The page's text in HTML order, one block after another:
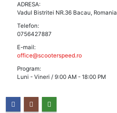
ADRESA:
Vadul Bistritei NR.36 Bacau, Romania
Telefon:
0756427887
E-mail:
office@scooterspeed.ro
Program:
Luni - Vineri / 9:00 AM - 18:00 PM